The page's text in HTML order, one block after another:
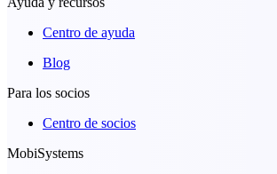
Centro de ayuda
Blog
Para los socios
Centro de socios
MobiSystems